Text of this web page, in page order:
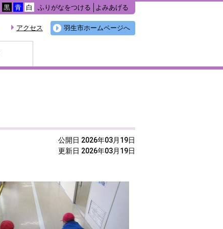
黒 青 白 ふりがなをつける よみあげる
羽生市ホームページへ
アクセス
公開日 2026年03月19日
更新日 2026年03月19日